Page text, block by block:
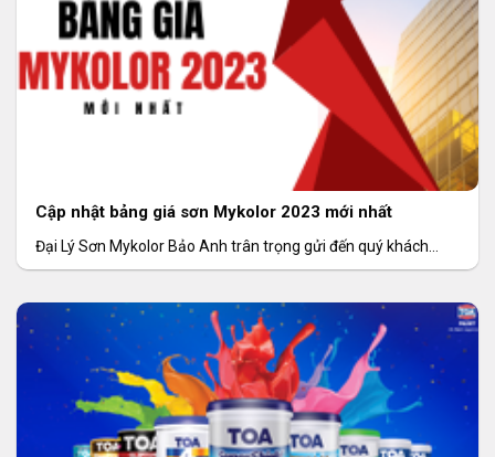
Cập nhật bảng giá sơn Mykolor 2023 mới nhất
Đại Lý Sơn Mykolor Bảo Anh trân trọng gửi đến quý khách
hàng bảng giá